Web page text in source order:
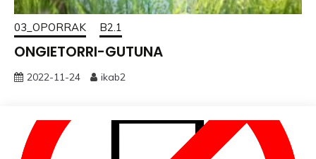
03_OPORRAK B2.1
ONGIETORRI-GUTUNA
2022-11-24 ikab2